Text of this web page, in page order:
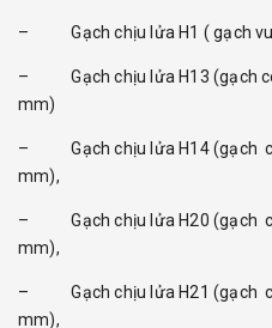
– Gạch chịu lửa H1 ( gạch
– Gạch chịu lửa H13 (gạch
mm)
– Gạch chịu lửa H14 (gạch
mm),
– Gạch chịu lửa H20 (gạch
mm),
– Gạch chịu lửa H21 (gạch
mm),